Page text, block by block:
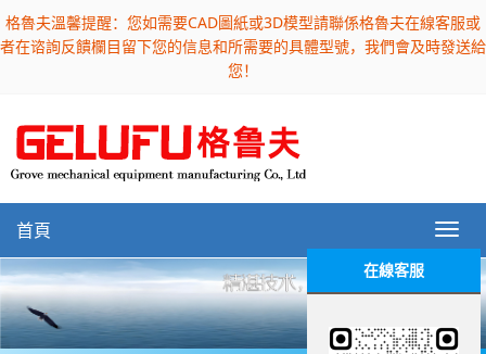
格魯夫溫馨提醒：您如需要CAD圖紙或3D模型請聯係格魯夫在線客服或
者在谘詢反饋欄目留下您的信息和所需要的具體型號，我們會及時發送給
您！
首頁
在線客服